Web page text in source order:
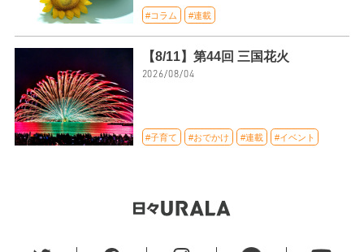
#コラム #連載
【8/11】第44回 三国花火
2026/08/04
#子育て #おでかけ #連載 #イベント